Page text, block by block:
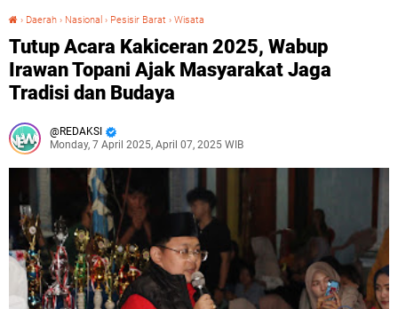
› Daerah › Nasional › Pesisir Barat › Wisata
Tutup Acara Kakiceran 2025, Wabup
Irawan Topani Ajak Masyarakat Jaga
Tradisi dan Budaya
REDAKSI
Monday, 7 April 2025, April 07, 2025 WIB